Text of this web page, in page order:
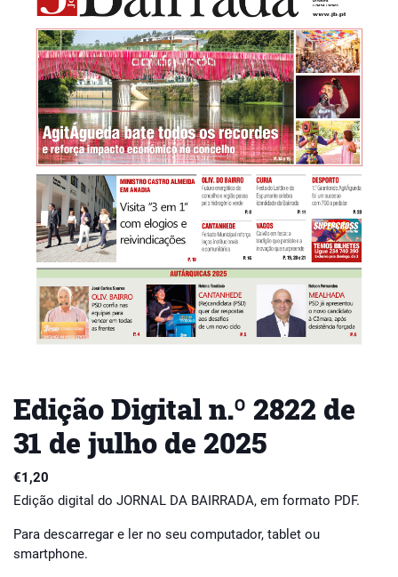
Edição Digital n.º 2822 de
31 de julho de 2025
€1,20
Edição digital do JORNAL DA BAIRRADA, em formato PDF.
Para descarregar e ler no seu computador, tablet ou
smartphone.